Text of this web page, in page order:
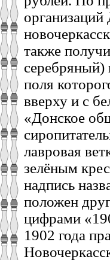
также
серебряный)
поля
вверху и с
«Донское
лавровая
зелёным
надпись
положен
цифрами
1902 года